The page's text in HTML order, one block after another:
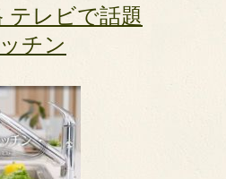
テレビで話題
チン